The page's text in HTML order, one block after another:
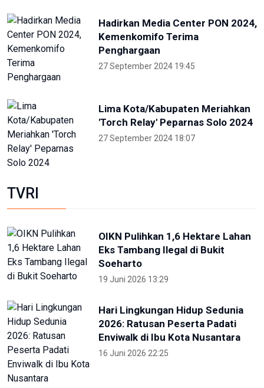
Hadirkan Media Center PON 2024,
Kemenkomifo Terima
Penghargaan
27 September 2024 19:45
Lima Kota/Kabupaten Meriahkan
'Torch Relay' Peparnas Solo 2024
27 September 2024 18:07
TVRI
OIKN Pulihkan 1,6 Hektare Lahan
Eks Tambang Ilegal di Bukit
Soeharto
19 Juni 2026 13:29
Hari Lingkungan Hidup Sedunia
2026: Ratusan Peserta Padati
Enviwalk di Ibu Kota Nusantara
16 Juni 2026 22:25